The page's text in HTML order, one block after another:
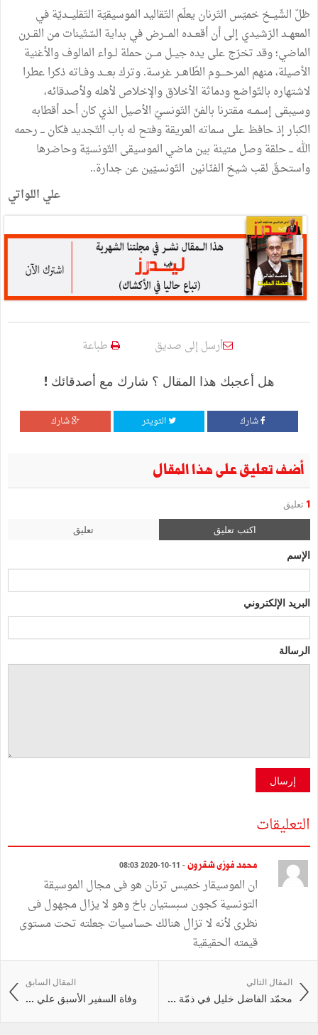
ظلّ الشّيــخ خميّس التّرنان يعلّم التّقاليد الموسيقيّة التّقليـــديّة في
المعهــد الرّشيدي إلى أن أقعــده المـــرض في بداية السّتّينات من القــرن
الماضي؛ وقد تخرّج على يده جيــل مـــن حملة لــواء المالوف والأغنية
الأصيلة، منهم المرحــــوم الطّاهــر غرسة. وترك بعـــد وفــاته ذكرا عطرا
لاشتهاره بالتّواضع ودماثة الأخلاق والإخلاص لأهله ولأصدقائه،
وسيبقى إسمــه مقترنا بالفنّ التّونسيّ الأصيل الذي كان أحد أقطابه
الكبار إذ حافظ على سماته العريقة وفتح له باب التّجديد فكان ـــ رحمه
الله ـــ حلقة وصل متينة بين ماضي الموسيقى التّونسيّة وحاضرها
واستحـقّ لقب شيخ الفنّـانين التّونسيّين عن جدارة..
علي اللواتي
أرسل إلى صديق طباعة
هل أعجبك هذا المقال ؟ شارك مع أصدقائك !
شارك التويتر شارك
أضف تعليق على هذا المقال
1 تعليق
اكتب تعليق تعليق
الإسم
البريد الإلكتروني
الرسالة
إرسال
التعليقات
محمد فوزى شقرون - 11-10-2020 08:03
ان الموسيقار خميس ترنان هو فى مجال الموسيقة
التونسية كجون سبستيان باخ وهو لا يزال مجهول فى
نظرى لأنه لا تزال هنالك حساسيات جعلته تحت مستوى
قيمته الحقيقية
المقال السابق
وفاة السفير الأسبق علي ...
المقال التالي
محمّد الفاضل خليل في ذمّة ...